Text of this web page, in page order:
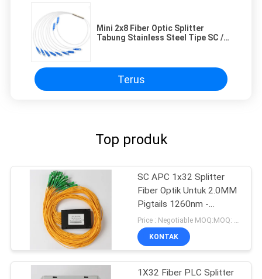
Mini 2x8 Fiber Optic Splitter
Tabung Stainless Steel Tipe SC /
Terus
Top produk
SC APC 1x32 Splitter
Fiber Optik Untuk 2.0MM
Pigtails 1260nm -
1650nm Panjang Kerja
Price : Negotiable MOQ:MOQ: 100 PCS
KONTAK
1X32 Fiber PLC Splitter